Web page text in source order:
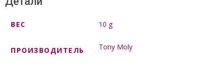
ВЕС 10 g
ПРОИЗВОДИТЕЛЬ Tony Moly